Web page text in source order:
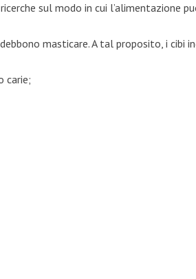
sul modo in cui l’alimentazione
masticare. A tal proposito, i cibi
carie;